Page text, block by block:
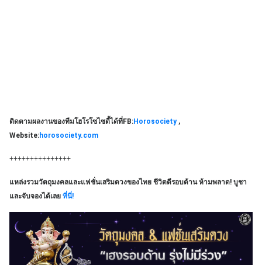
ติดตามผลงานของทีมโฮโรโซไซตี้ได้ที่FB:Horosociety,
Website:horosociety.com
+++++++++++++++
แหล่งรวมวัตถุมงคลและแฟชั่นเสริมดวงของไทย ชีวิตดีรอบด้าน ห้ามพลาด! บูชา
และจับจองได้เลย ที่นี่!